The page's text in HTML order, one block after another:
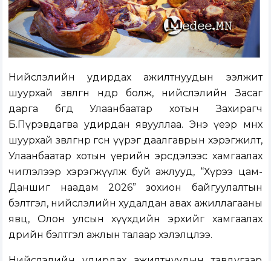
Нийслэлийн удирдах ажилтнуудын ээлжит
шуурхай зөвлөгөөн өнөөдөр болж, нийслэлийн Засаг
дарга бөгөөд Улаанбаатар хотын Захирагч
Б.Пүрэвдагва удирдан явууллаа. Энэ үеэр өмнөх
шуурхай зөвлөгөөнөөр өгсөн үүрэг даалгаврын хэрэгжилт,
Улаанбаатар хотын үерийн эрсдэлээс хамгаалах
чиглэлээр хэрэгжүүлж буй ажлууд, “Хүрээ цам-
Даншиг наадам 2026” зохион байгуулалтын
бэлтгэл, нийслэлийн худалдан авах ажиллагааны
явц, Олон улсын хүүхдийн эрхийг хамгаалах
өдрийн бэлтгэл ажлын талаар хэлэлцлээ.